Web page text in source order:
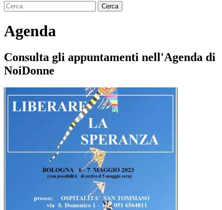
Agenda
Consulta gli appuntamenti nell'Agenda di
NoiDonne